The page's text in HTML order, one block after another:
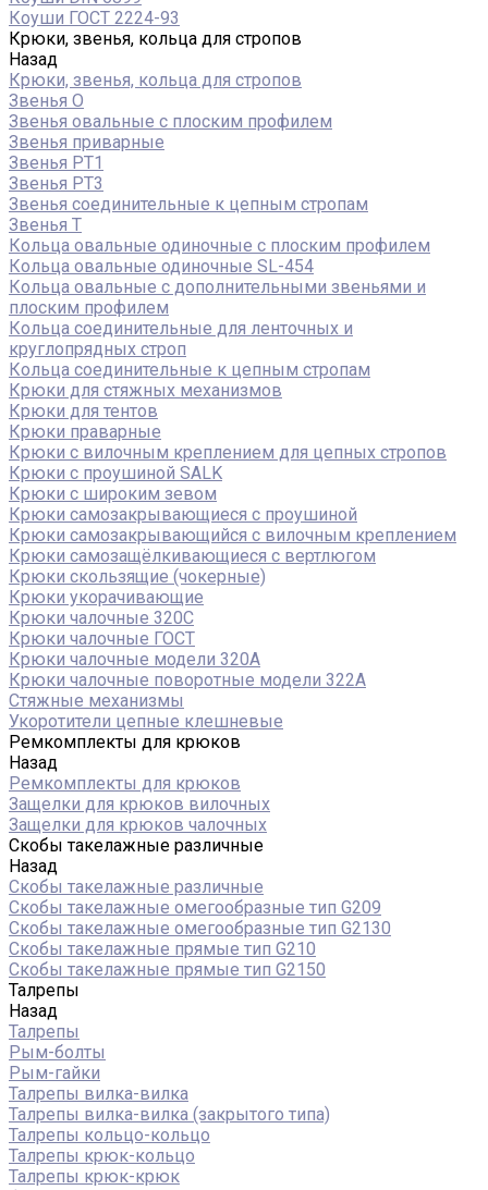
Коуши ГОСТ 2224-93
Крюки, звенья, кольца для стропов
Назад
Крюки, звенья, кольца для стропов
Звенья О
Звенья овальные с плоским профилем
Звенья приварные
Звенья РТ1
Звенья РТ3
Звенья соединительные к цепным стропам
Звенья Т
Кольца овальные одиночные c плоским профилем
Кольца овальные одиночные SL-454
Кольца овальные с дополнительными звеньями и
плоским профилем
Кольца соединительные для ленточных и
круглопрядных строп
Кольца соединительные к цепным стропам
Крюки для стяжных механизмов
Крюки для тентов
Крюки праварные
Крюки с вилочным креплением для цепных стропов
Крюки с проушиной SALK
Крюки с широким зевом
Крюки самозакрывающиеся с проушиной
Крюки самозакрывающийся с вилочным креплением
Крюки самозащёлкивающиеся с вертлюгом
Крюки скользящие (чокерные)
Крюки укорачивающие
Крюки чалочные 320C
Крюки чалочные ГОСТ
Крюки чалочные модели 320А
Крюки чалочные поворотные модели 322А
Стяжные механизмы
Укоротители цепные клешневые
Ремкомплекты для крюков
Назад
Ремкомплекты для крюков
Защелки для крюков вилочных
Защелки для крюков чалочных
Скобы такелажные различные
Назад
Скобы такелажные различные
Скобы такелажные омегообразные тип G209
Скобы такелажные омегообразные тип G2130
Скобы такелажные прямые тип G210
Скобы такелажные прямые тип G2150
Талрепы
Назад
Талрепы
Рым-болты
Рым-гайки
Талрепы вилка-вилка
Талрепы вилка-вилка (закрытого типа)
Талрепы кольцо-кольцо
Талрепы крюк-кольцо
Талрепы крюк-крюк